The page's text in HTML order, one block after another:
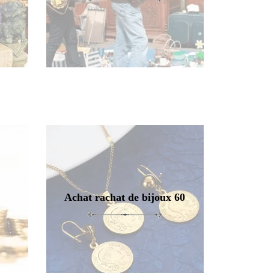
Achat rachat de bijoux 60